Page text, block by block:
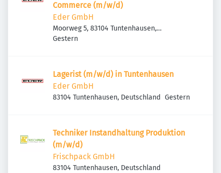
Commerce (m/w/d)
Eder GmbH
Moorweg 5, 83104 Tuntenhausen,
Deutschland
Veröffentlicht
Gestern
Lagerist (m/w/d) in Tuntenhausen
Eder GmbH
83104 Tuntenhausen, Deutschland Veröffentlicht
Gestern
Techniker Instandhaltung Produktion
(m/w/d)
Frischpack GmbH
83104 Tuntenhausen, Deutschland